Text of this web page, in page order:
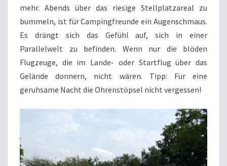
mehr. Abends über das riesige Stellplatzareal zu
bummeln, ist für Campingfreunde ein Augenschmaus.
Es drängt sich das Gefühl auf, sich in einer
Parallelwelt zu befinden. Wenn nur die blöden
Flugzeuge, die im Lande- oder Startflug über das
Gelände donnern, nicht wären. Tipp: Für eine
geruhsame Nacht die Ohrenstöpsel nicht vergessen!